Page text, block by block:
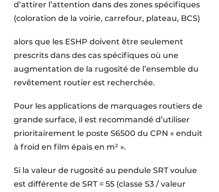
d’attirer l’attention dans des zones spécifiques
(coloration de la voirie, carrefour, plateau, BCS)
alors que les ESHP doivent être seulement
prescrits dans des cas spécifiques où une
augmentation de la rugosité de l’ensemble du
revêtement routier est recherchée.
Pour les applications de marquages routiers de
grande surface, il est recommandé d’utiliser
prioritairement le poste S6500 du CPN « enduit
à froid en film épais en m² ».
Si la valeur de rugosité au pendule SRT voulue
est différente de SRT = 55 (classe S3 / valeur